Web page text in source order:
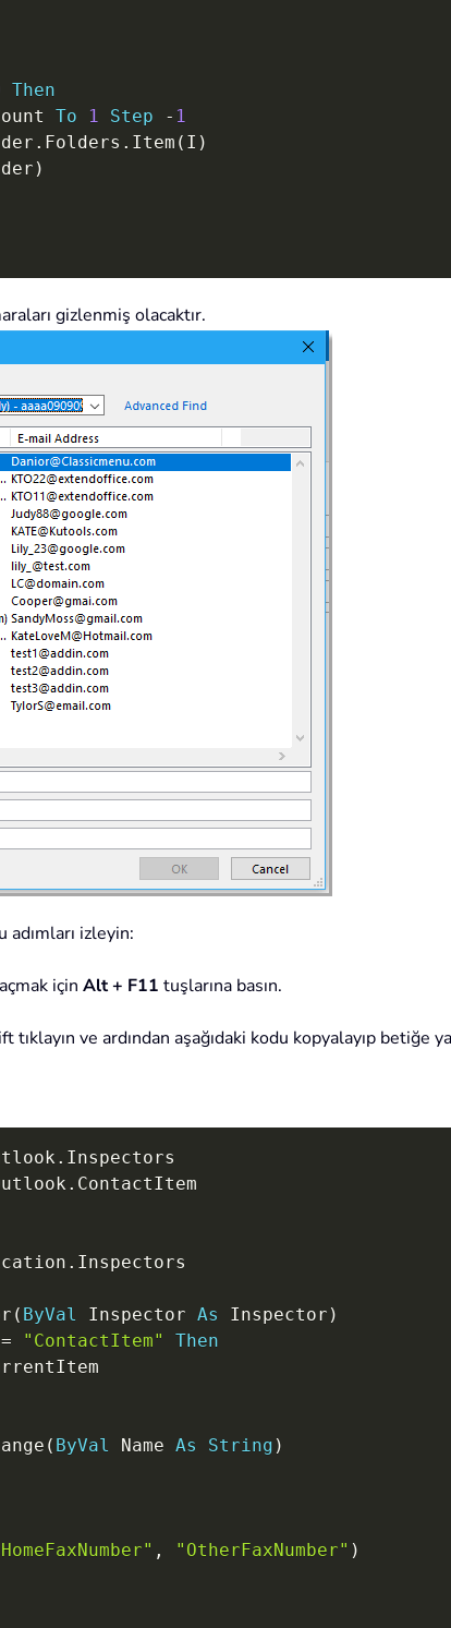
Then
To 1 Step - 1
. Folders . Item ( I )
)
gizlenmiş olacaktır.
adımları izleyin:
için Alt + F11 tuşlarına basın.
tıklayın ve ardından aşağıdaki kodu kopyalayıp betiğe
.
.
.
( ByVal Inspector As Inspector )
= "ContactItem"
Then
( ByVal Name As String )
, "OtherFaxNumber" )